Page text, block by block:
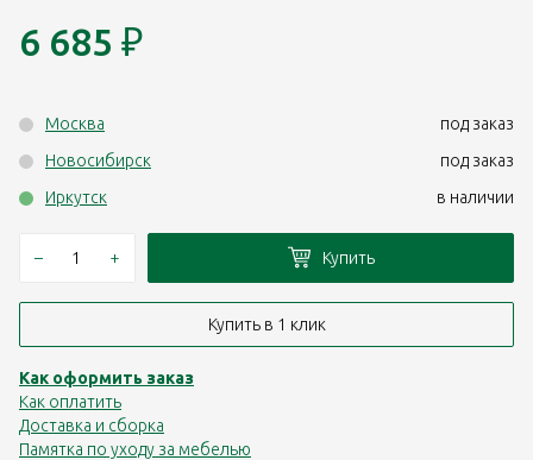
6 685 ₽
Москва
под заказ
Новосибирск
под заказ
Иркутск
в наличии
– + Купить
Купить в 1 клик
Как оформить заказ
Как оплатить
Доставка и сборка
Памятка по уходу за мебелью